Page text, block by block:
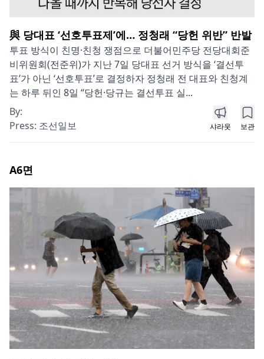
與 당대표 ‘선호투표제’에… 정청래 “당헌 위반” 반발
투표 방식이 친명·친청 쟁점으로 더불어민주당 전당대회준
비위원회(전준위)가 지난 7일 당대표 선거 방식을 ‘결선투
표’가 아닌 ‘선호투표’로 결정하자 정청래 전 대표와 친청계
는 하루 뒤인 8일 “당헌·당규는 결선투표 실...
By:
Press: 조선일보 샤라웃 보관
A6면